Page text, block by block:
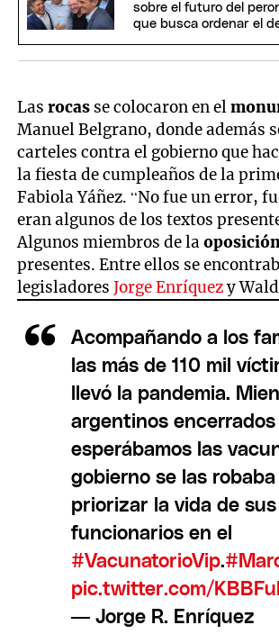
sobre el futuro del
que busca ordenar el
Lasrocas se colocaron en el
Manuel Belgrano, donde además
carteles contra el gobierno que
la fiesta de cumpleaños de la
Fabiola Yáñez. “No fue un error,
eran algunos de los textos
Algunos miembros de la
presentes. Entre ellos se
legisladoresJorge Enríquezy
Acompañando a los
las más de 110 mil
llevó la pandemia.
argentinos encerrados
esperábamos las
gobierno se las robaba
priorizar la vida de
funcionarios en el
#VacunatorioVip.
pic.twitter.com/
— Jorge R. Enríquez